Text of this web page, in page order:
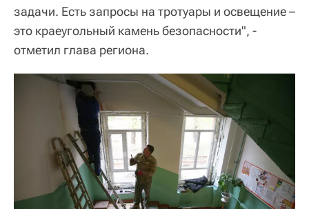
задачи. Есть запросы на тротуары и освещение –
это краеугольный камень безопасности", -
отметил глава региона.